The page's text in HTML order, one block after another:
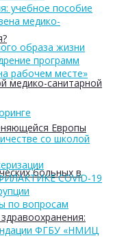
медико-санитарной
Европы
больных в
учебное пособие
медико-
образа жизни
программ
рабочем месте»
со школой
COVID-19
по вопросам
ФГБУ «НМИЦ